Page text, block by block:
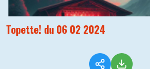
Topette! du 06 02 2024